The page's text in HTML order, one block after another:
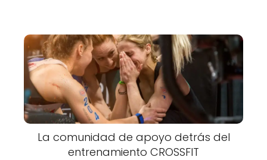
La comunidad de apoyo detrás del
entrenamiento CROSSFIT